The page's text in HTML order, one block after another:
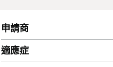
申請商
適應症